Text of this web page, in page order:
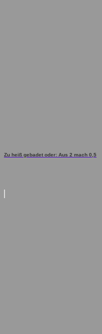
Zu heiß gebadet oder: Aus 2 mach 0,5